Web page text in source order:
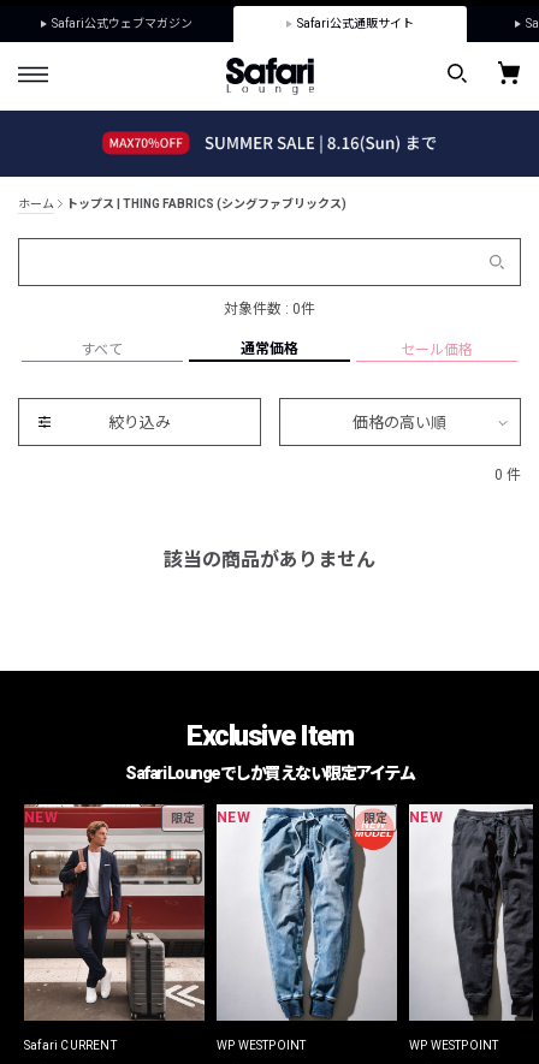
Safari公式ウェブマガジン Safari公式通販サイト
ホーム トップス | THING FABRICS (シングファブリックス)
対象件数 : 0件
すべて 通常価格 セール価格
絞り込み 価格の高い順
0 件
該当の商品がありません
Exclusive Item
Safari Loungeでしか買えない限定アイテム
NEW 限定
Safari CURRENT
NEW 限定
WP WESTPOINT
NEW
WP WESTPOINT